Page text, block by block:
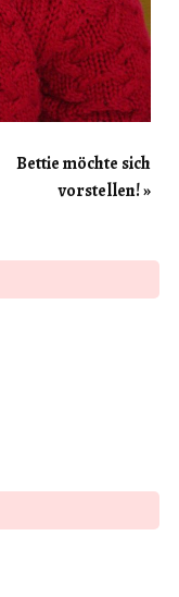
Bettie möchte sich
vorstellen!»